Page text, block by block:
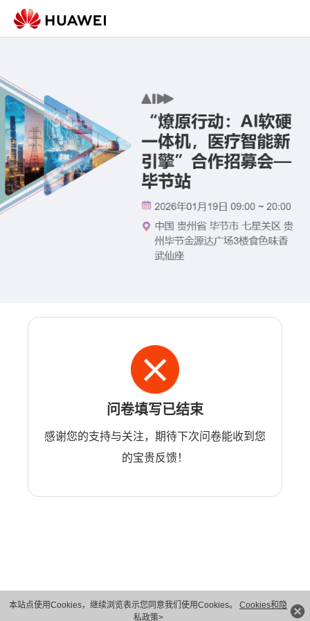
本站点使用Cookies，继续浏览表示您同意我们使用Cookies。 Cookies和隐
私政策>
问卷填写已结束
感谢您的支持与关注，期待下次问卷能收到您
的宝贵反馈！
版权所有 © 华为技术有限公司 1998-2026。 保留一切权利。粤A2-20044005号